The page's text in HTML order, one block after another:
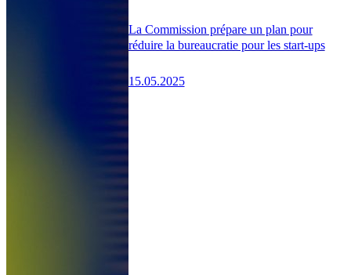
La Commission prépare un plan pour
réduire la bureaucratie pour les start-ups
15.05.2025